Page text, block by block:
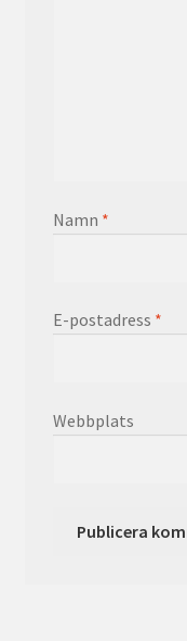
Namn *
E-postadress *
Webbplats